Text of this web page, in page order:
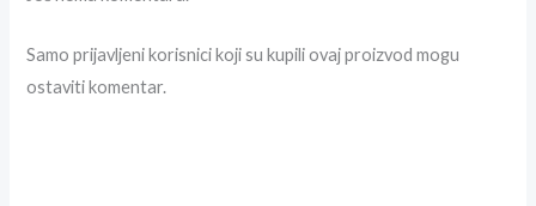
Samo prijavljeni korisnici koji su kupili ovaj proizvod mogu
ostaviti komentar.